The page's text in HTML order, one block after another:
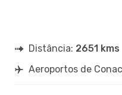
Distância: 2651 kms
Aeroportos de